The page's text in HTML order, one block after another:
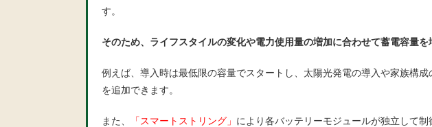
す。
そのため、ライフスタイルの変化や電力使用量の増加に合わせて蓄電容量を
例えば、導入時は最低限の容量でスタートし、太陽光発電の導入や家族構
を追加できます。
また、 「スマートストリング」 により各バッテリーモジュールが独立して